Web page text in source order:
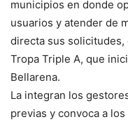
municipios en donde
usuarios y atender de
directa sus solicitudes,
Tropa Triple A, que
Bellarena.
La integran los
previas y convoca a